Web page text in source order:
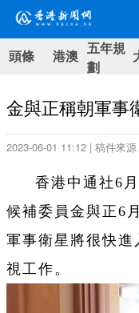
頭條 港澳 五年規
劃
金與正稱朝軍事
2023-06-01 11:12 | 稿件來
香港中通社6
候補委員金與正6
軍事衛星將很快進
視工作。